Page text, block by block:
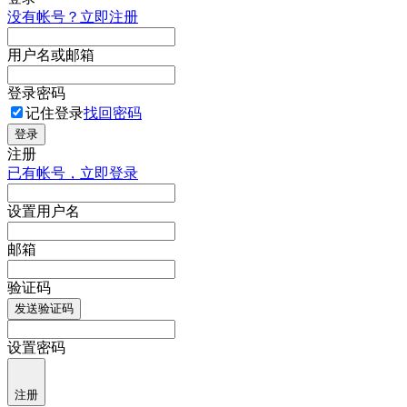
没有帐号？立即注册
用户名或邮箱
登录密码
记住登录找回密码
登录
注册
已有帐号，立即登录
设置用户名
邮箱
验证码
发送验证码
设置密码
注册